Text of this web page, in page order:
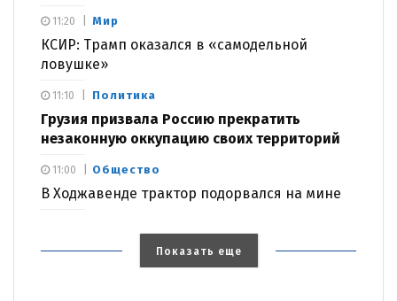
Мир
КСИР: Трамп оказался в «самодельной
ловушке»
11:20
Политика
Грузия призвала Россию прекратить
незаконную оккупацию своих территорий
11:10
Общество
В Ходжавенде трактор подорвался на мине
11:00
Показать еще